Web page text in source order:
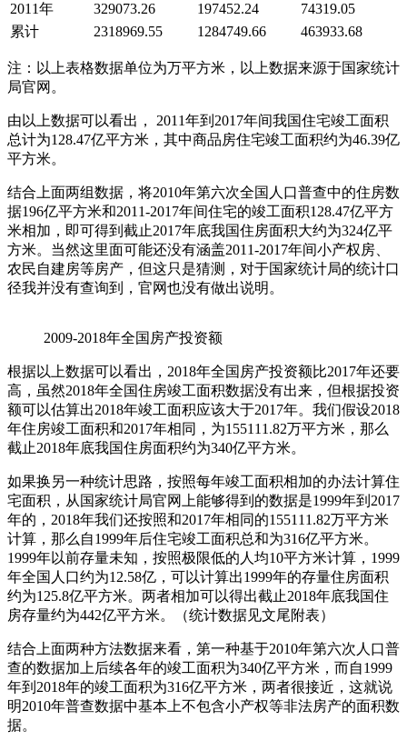
2011年
329073.26 197452.24
74319.05
累计
2318969.55 1284749.66 463933.68
注：以上表格数据单位为万平方米，以上数据来源于国家统计
局官网。
由以上数据可以看出， 2011年到2017年间我国住宅竣工面积
总计为128.47亿平方米，其中商品房住宅竣工面积约为46.39亿
平方米。
结合上面两组数据，将2010年第六次全国人口普查中的住房数
据196亿平方米和2011-2017年间住宅的竣工面积128.47亿平方
米相加，即可得到截止2017年底我国住房面积大约为324亿平
方米。当然这里面可能还没有涵盖2011-2017年间小产权房、
农民自建房等房产，但这只是猜测，对于国家统计局的统计口
径我并没有查询到，官网也没有做出说明。
2009-2018年全国房产投资额
根据以上数据可以看出，2018年全国房产投资额比2017年还要
高，虽然2018年全国住房竣工面积数据没有出来，但根据投资
额可以估算出2018年竣工面积应该大于2017年。我们假设2018
年住房竣工面积和2017年相同，为155111.82万平方米，那么
截止2018年底我国住房面积约为340亿平方米。
如果换另一种统计思路，按照每年竣工面积相加的办法计算住
宅面积，从国家统计局官网上能够得到的数据是1999年到2017
年的，2018年我们还按照和2017年相同的155111.82万平方米
计算，那么自1999年后住宅竣工面积总和为316亿平方米。
1999年以前存量未知，按照极限低的人均10平方米计算，1999
年全国人口约为12.58亿，可以计算出1999年的存量住房面积
约为125.8亿平方米。两者相加可以得出截止2018年底我国住
房存量约为442亿平方米。（统计数据见文尾附表）
结合上面两种方法数据来看，第一种基于2010年第六次人口普
查的数据加上后续各年的竣工面积为340亿平方米，而自1999
年到2018年的竣工面积为316亿平方米，两者很接近，这就说
明2010年普查数据中基本上不包含小产权等非法房产的面积数
据。